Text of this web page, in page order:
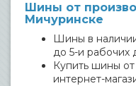
Шины от
Мичуринске
Шины в
до 5-и рабочих
Купить шины
интернет-